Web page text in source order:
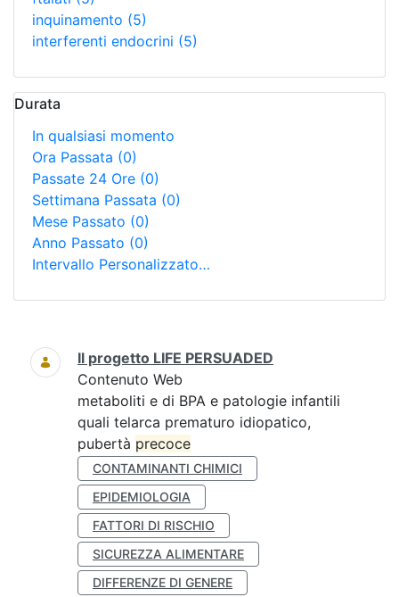
inquinamento (5)
interferenti endocrini (5)
Durata
In qualsiasi momento
Ora Passata (0)
Passate 24 Ore (0)
Settimana Passata (0)
Mese Passato (0)
Anno Passato (0)
Intervallo Personalizzato…
Ricerca
Il progetto LIFE PERSUADED
Contenuto Web
metaboliti e di BPA e patologie infantili
quali telarca prematuro idiopatico,
pubertà precoce
CONTAMINANTI CHIMICI
EPIDEMIOLOGIA
FATTORI DI RISCHIO
SICUREZZA ALIMENTARE
DIFFERENZE DI GENERE